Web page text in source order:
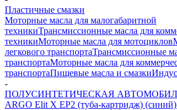
Пластичные смазки
Моторные масла для малогабаритной
техникиТрансмиссионные масла для
техникиМоторные масла для мотоциклов
легкового транспортаТрансмиссионные
транспортаМоторные масла для
транспортаПищевые масла и смазки
-
ПОЛУСИНТЕТИЧЕСКАЯ
ARGO Elit X EP2 (туба-картридж)